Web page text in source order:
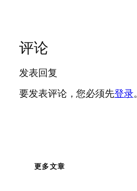
评论
发表回复
要发表评论，您必须先登录。
更多文章